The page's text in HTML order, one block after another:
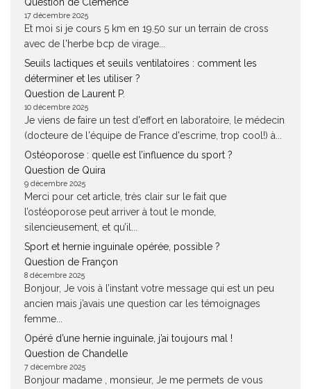
17 décembre 2025
Et moi si je cours 5 km en 19.50 sur un terrain de cross
avec de l'herbe bcp de virage...
Seuils lactiques et seuils ventilatoires : comment les
déterminer et les utiliser ?
Question de Laurent P.
10 décembre 2025
Je viens de faire un test d'effort en laboratoire, le médecin
(docteure de l'équipe de France d'escrime, trop cool!) à...
Ostéoporose : quelle est l’influence du sport ?
Question de Quira
9 décembre 2025
Merci pour cet article, très clair sur le fait que
l’ostéoporose peut arriver à tout le monde,
silencieusement, et qu’il...
Sport et hernie inguinale opérée, possible ?
Question de Françon
8 décembre 2025
Bonjour, Je vois à l’instant votre message qui est un peu
ancien mais j’avais une question car les témoignages
femme...
Opéré d’une hernie inguinale, j’ai toujours mal !
Question de Chandelle
7 décembre 2025
Bonjour madame , monsieur, Je me permets de vous